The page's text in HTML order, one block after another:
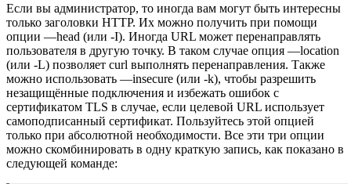
Если вы администратор, то иногда вам могут быть интересны
только заголовки HTTP. Их можно получить при помощи
опции —head (или -I). Иногда URL может перенаправлять
пользователя в другую точку. В таком случае опция —location
(или -L) позволяет curl выполнять перенаправления. Также
можно использовать —insecure (или -k), чтобы разрешить
незащищённые подключения и избежать ошибок с
сертификатом TLS в случае, если целевой URL использует
самоподписанный сертификат. Пользуйтесь этой опцией
только при абсолютной необходимости. Все эти три опции
можно скомбинировать в одну краткую запись, как показано в
следующей команде: